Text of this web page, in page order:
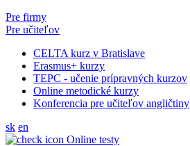
Pre firmy
Pre učiteľov
CELTA kurz v Bratislave
Erasmus+ kurzy
TEPC - učenie prípravných kurzov
Online metodické kurzy
Konferencia pre učiteľov angličtiny
sk en
Online testy